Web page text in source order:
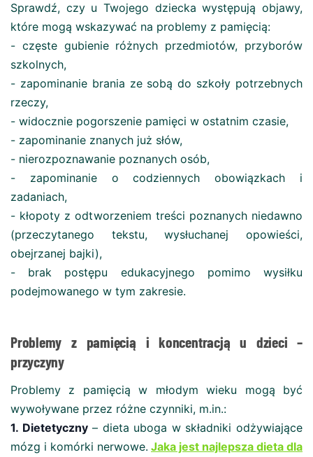
Sprawdź, czy u Twojego dziecka występują objawy,
które mogą wskazywać na problemy z pamięcią:
- częste gubienie różnych przedmiotów, przyborów
szkolnych,
- zapominanie brania ze sobą do szkoły potrzebnych
rzeczy,
- widocznie pogorszenie pamięci w ostatnim czasie,
- zapominanie znanych już słów,
- nierozpoznawanie poznanych osób,
- zapominanie o codziennych obowiązkach i
zadaniach,
- kłopoty z odtworzeniem treści poznanych niedawno
(przeczytanego tekstu, wysłuchanej opowieści,
obejrzanej bajki),
- brak postępu edukacyjnego pomimo wysiłku
podejmowanego w tym zakresie.
Problemy z pamięcią i koncentracją u dzieci –
przyczyny
Problemy z pamięcią w młodym wieku mogą być
wywoływane przez różne czynniki, m.in.:
1. Dietetyczny– dieta uboga w składniki odżywiające
mózg i komórki nerwowe. Jaka jest najlepsza dieta dla